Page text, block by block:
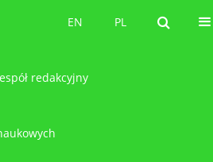
PL
EN PL
EN
redakcyjny